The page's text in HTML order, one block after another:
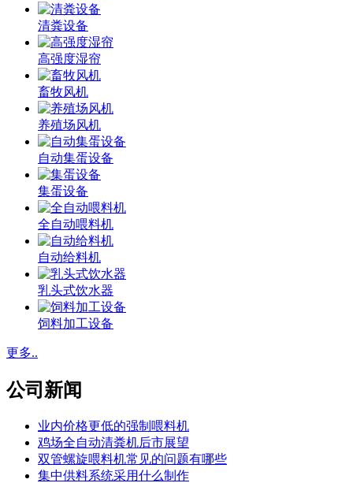
清粪设备
高强度湿帘
畜牧风机
养殖场风机
自动集蛋设备
集蛋设备
全自动喂料机
自动给料机
乳头式饮水器
饲料加工设备
更多..
公司新闻
业内价格更低的强制喂料机
鸡场全自动清粪机后市展望
双管螺旋喂料机常见的问题有哪些
集中供料系统采用什么制作